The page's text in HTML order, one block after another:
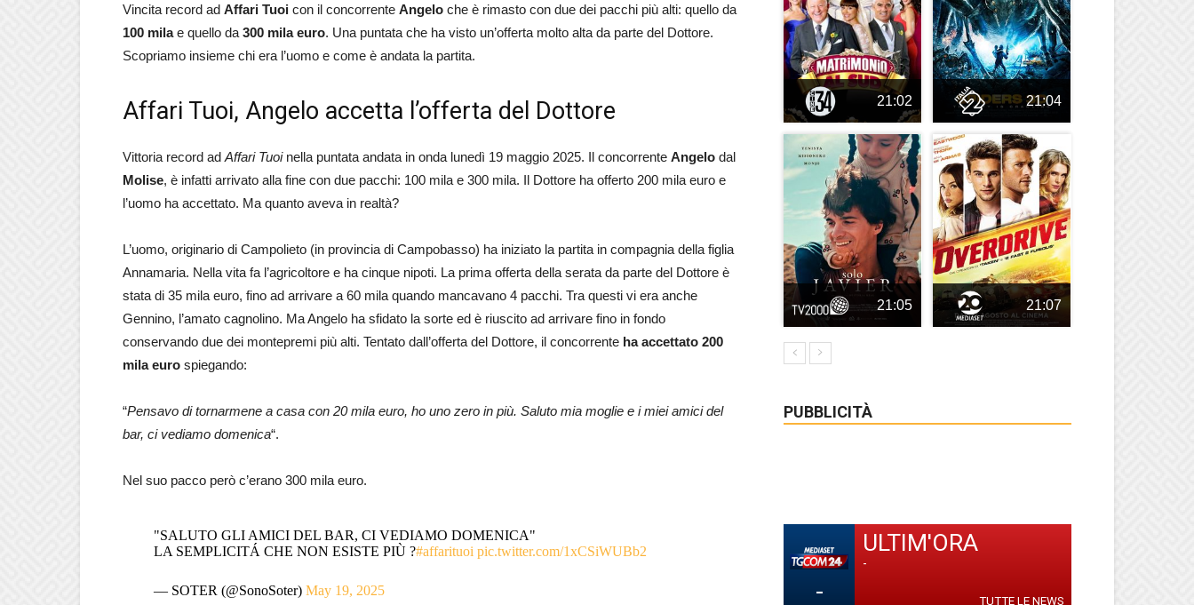
Vincita record ad Affari Tuoi con il concorrente Angelo che è rimasto con due dei pacchi più alti: quello da
100 milae quello da 300 mila euro. Una puntata che ha visto un’offerta molto alta da parte del Dottore.
Scopriamo insieme chi era l’uomo e come è andata la partita.
Affari Tuoi, Angelo accetta l’offerta del Dottore
Vittoria record ad Affari Tuoi nella puntata andata in onda lunedì 19 maggio 2025. Il concorrente Angelo dal
Molise, è infatti arrivato alla fine con due pacchi: 100 mila e 300 mila. Il Dottore ha offerto 200 mila euro e
l’uomo ha accettato. Ma quanto aveva in realtà?
L’uomo, originario di Campolieto (in provincia di Campobasso) ha iniziato la partita in compagnia della figlia
Annamaria. Nella vita fa l’agricoltore e ha cinque nipoti. La prima offerta della serata da parte del Dottore è
stata di 35 mila euro, fino ad arrivare a 60 mila quando mancavano 4 pacchi. Tra questi vi era anche
Gennino, l’amato cagnolino. Ma Angelo ha sfidato la sorte ed è riuscito ad arrivare fino in fondo
conservando due dei montepremi più alti. Tentato dall’offerta del Dottore, il concorrente ha accettato 200
mila euro spiegando:
“Pensavo di tornarmene a casa con 20 mila euro, ho uno zero in più. Saluto mia moglie e i miei amici del
bar, ci vediamo domenica“.
Nel suo pacco però c’erano 300 mila euro.
"SALUTO GLI AMICI DEL BAR, CI VEDIAMO DOMENICA"
LA SEMPLICITÁ CHE NON ESISTE PIÙ ?#affarituoi pic.twitter.com/1xCSiWUBb2
— SOTER (@SonoSoter) May 19, 2025
21:02 21:04
21:05 21:07
PUBBLICITÀ
-
ULTIM'ORA
-
TUTTE LE NEWS